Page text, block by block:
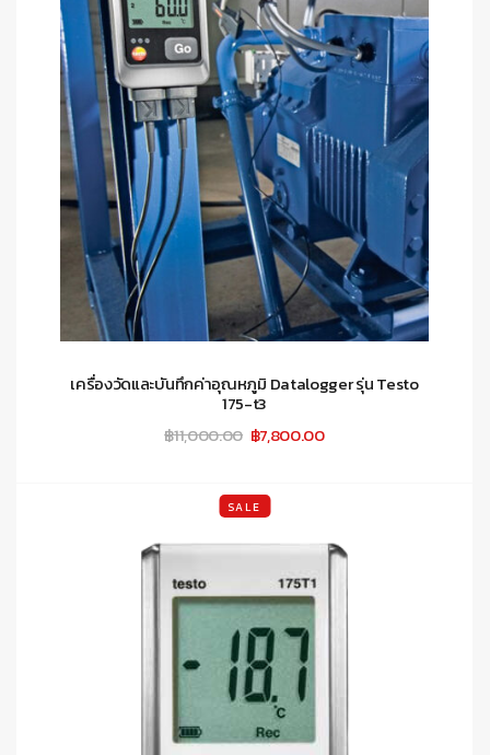
เครื่องวัดและบันทึกค่าอุณหภูมิ Datalogger รุ่น Testo
175-t3
฿11,000.00 Original
price
฿7,800.00Current
SALE